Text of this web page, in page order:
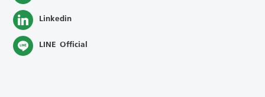
Linkedin
LINE Official